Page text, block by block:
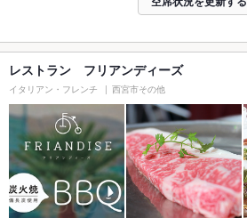
レストラン フリアンディーズ
イタリアン・フレンチ 西宮市その他